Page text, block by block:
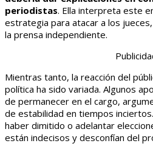
periodistas. Ella interpreta este
estrategia para atacar a los
la prensa independiente.
Mientras tanto, la reacción del
política ha sido variada. Algunos
de permanecer en el cargo,
de estabilidad en tiempos
haber dimitido o adelantar
están indecisos y desconfían del